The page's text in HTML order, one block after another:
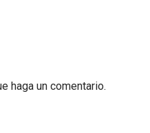
haga un comentario.